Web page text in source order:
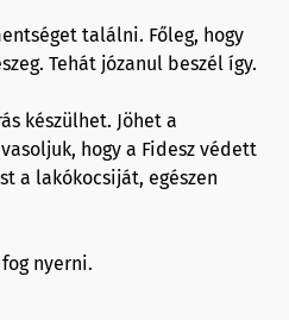
találni. Főleg, hogy
Tehát józanul beszél így.
készülhet. Jöhet a
hogy a Fidesz védett
a lakókocsiját, egészen
nyerni.